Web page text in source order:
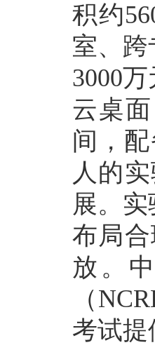
积约
室、
3000
云桌
间，
人的
展。
布局
放。
（
考试